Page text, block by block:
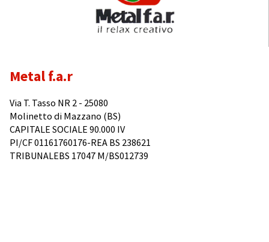
Metal f.a.r
Via T. Tasso NR 2 - 25080
Molinetto di Mazzano (BS)
CAPITALE SOCIALE 90.000 IV
PI/CF 01161760176-REA BS 238621
TRIBUNALEBS 17047 M/BS012739